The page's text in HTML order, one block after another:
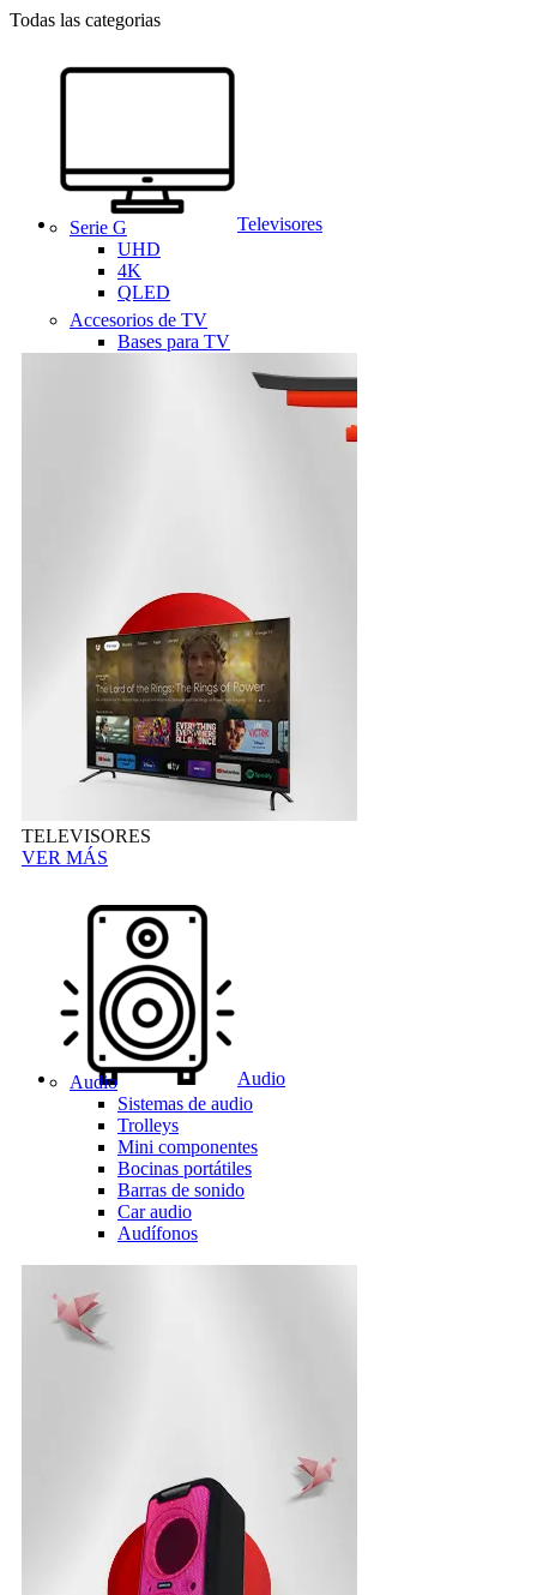
Todas las categorias
Televisores
Serie G
UHD
4K
QLED
Accesorios de TV
Bases para TV
TELEVISORES
VER MÁS
Audio
Audio
Sistemas de audio
Trolleys
Mini componentes
Bocinas portátiles
Barras de sonido
Car audio
Audífonos